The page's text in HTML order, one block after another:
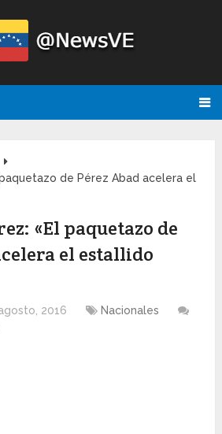
de Pérez Abad acelera el
«El paquetazo de
el estallido
2016
Nacionales